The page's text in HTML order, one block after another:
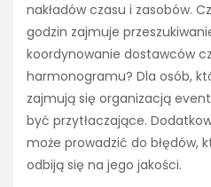
nakładów czasu i zasobów.
godzin zajmuje
koordynowanie dostawców
harmonogramu? Dla osób,
zajmują się organizacją
być przytłaczające.
może prowadzić do błędów,
odbiją się na jego jakości.